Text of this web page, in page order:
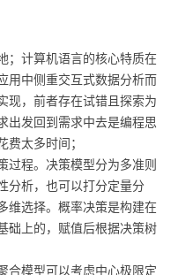
；计算机语言的核心特质在
用中侧重交互式数据分析而
现，前者存在试错且探索为
出发回到需求中去是编程思
费太多时间；
过程。决策模型分为多准则
分析，也可以打分定量分
维选择。概率决策是构建在
础上的，赋值后根据决策树
合模型可以考虑中心极限定